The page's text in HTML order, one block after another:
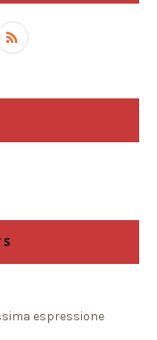
espressione